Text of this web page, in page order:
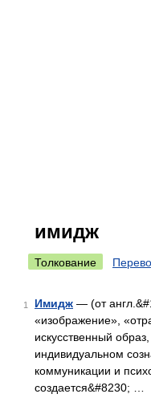
имидж
Толкование
1 Имидж — (от
«изображение»,
искусственный
индивидуальном
коммуникации и
создается&#8230; …